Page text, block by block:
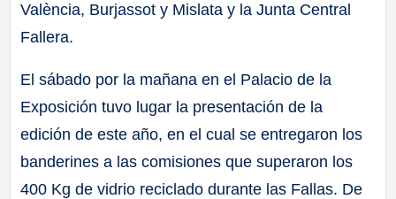
València, Burjassot y Mislata y la Junta Central
Fallera.
El sábado por la mañana en el Palacio de la
Exposición tuvo lugar la presentación de la
edición de este año, en el cual se entregaron los
banderines a las comisiones que superaron los
400 Kg de vidrio reciclado durante las Fallas. De